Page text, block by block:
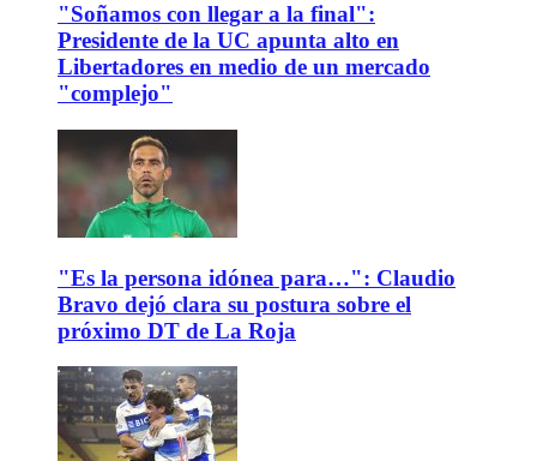
"Soñamos con llegar a la final":
Presidente de la UC apunta alto en
Libertadores en medio de un mercado
"complejo"
"Es la persona idónea para…": Claudio
Bravo dejó clara su postura sobre el
próximo DT de La Roja